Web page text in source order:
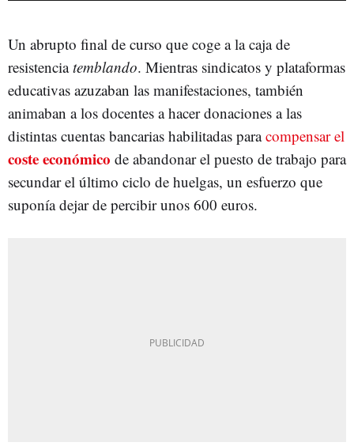
Un abrupto final de curso que coge a la caja de
resistenciatemblando. Mientras sindicatos y plataformas
educativas azuzaban las manifestaciones, también
animaban a los docentes a hacer donaciones a las
distintas cuentas bancarias habilitadas paracompensar el
coste económico de abandonar el puesto de trabajo para
secundar el último ciclo de huelgas, un esfuerzo que
suponía dejar de percibir unos 600 euros.